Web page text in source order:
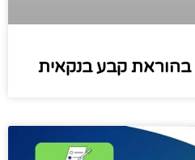
בהוראת קבע בנקאית